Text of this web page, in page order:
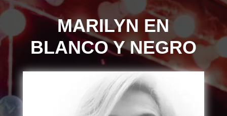
MARILYN EN
BLANCO Y NEGRO